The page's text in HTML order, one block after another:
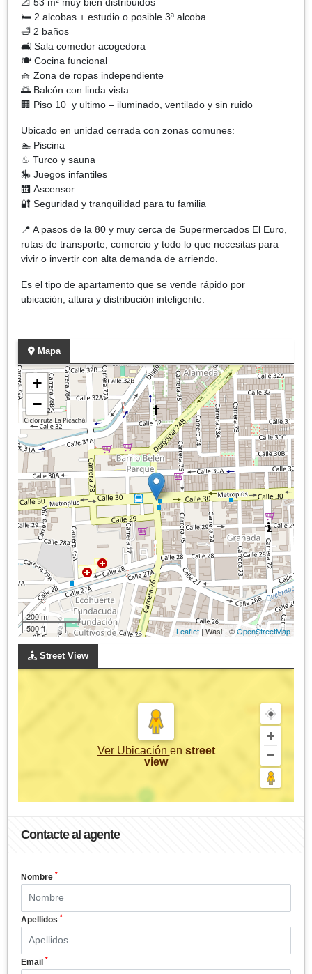
🛏 2 alcobas + estudio o posible 3ª alcoba
🛁 2 baños
🛋 Sala comedor acogedora
🍽 Cocina funcional
🧺 Zona de ropas independiente
🌅 Balcón con linda vista
🏢 Piso 10 y ultimo – iluminado, ventilado y sin ruido
Ubicado en unidad cerrada con zonas comunes:
🏊 Piscina
♨ Turco y sauna
🎠 Juegos infantiles
🛗 Ascensor
🔐 Seguridad y tranquilidad para tu familia
📍 A pasos de la 80 y muy cerca de Supermercados El Euro,
rutas de transporte, comercio y todo lo que necesitas para
vivir o invertir con alta demanda de arriendo.
Es el tipo de apartamento que se vende rápido por
ubicación, altura y distribución inteligente.
Mapa
+
−
200 m
500 ft
Leaflet | Wasi - ©OpenStreetMap
Street View
Ver Ubicación en street
view
Contacte al agente
Nombre *
Apellidos *
Email *